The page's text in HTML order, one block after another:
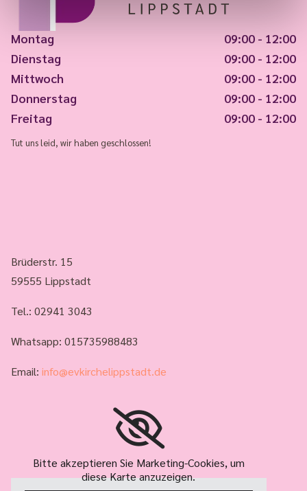
Montag
09:00 - 12:00
Dienstag
09:00 - 12:00
Mittwoch
09:00 - 12:00
Donnerstag
09:00 - 12:00
Freitag
09:00 - 12:00
Tut uns leid, wir haben geschlossen!
Brüderstr. 15
59555 Lippstadt
Tel.: 02941 3043
Whatsapp: 015735988483
Email: info@evkirchelippstadt.de
Bitte akzeptieren Sie Marketing-Cookies, um
diese Karte anzuzeigen.